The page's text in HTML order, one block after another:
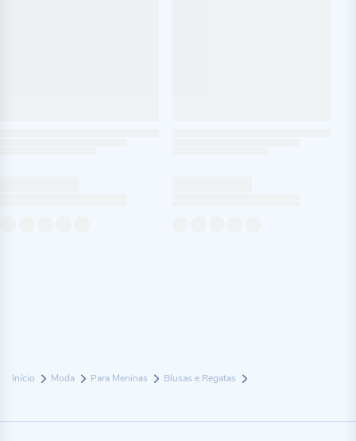
Início Moda Para Meninas Blusas e Regatas